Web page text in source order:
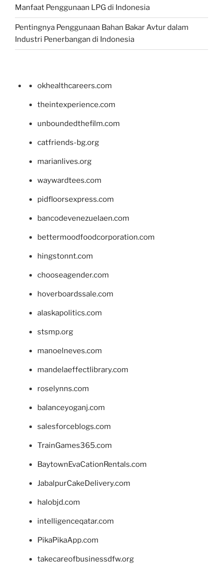
Manfaat Penggunaan LPG di Indonesia
Pentingnya Penggunaan Bahan Bakar Avtur dalam
Industri Penerbangan di Indonesia
okhealthcareers.com
theintexperience.com
unboundedthefilm.com
catfriends-bg.org
marianlives.org
waywardtees.com
pidfloorsexpress.com
bancodevenezuelaen.com
bettermoodfoodcorporation.com
hingstonnt.com
chooseagender.com
hoverboardssale.com
alaskapolitics.com
stsmp.org
manoelneves.com
mandelaeffectlibrary.com
roselynns.com
balanceyoganj.com
salesforceblogs.com
TrainGames365.com
BaytownEvaCationRentals.com
JabalpurCakeDelivery.com
halobjd.com
intelligenceqatar.com
PikaPikaApp.com
takecareofbusinessdfw.org